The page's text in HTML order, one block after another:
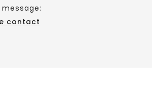
contact